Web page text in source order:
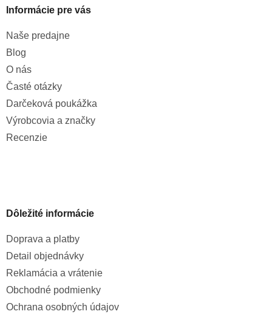
Informácie pre vás
Naše predajne
Blog
O nás
Časté otázky
Darčeková poukážka
Výrobcovia a značky
Recenzie
Dôležité informácie
Doprava a platby
Detail objednávky
Reklamácia a vrátenie
Obchodné podmienky
Ochrana osobných údajov